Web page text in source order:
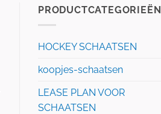
PRODUCTCATEGORIEËN
HOCKEY SCHAATSEN
koopjes-schaatsen
LEASE PLAN VOOR
SCHAATSEN